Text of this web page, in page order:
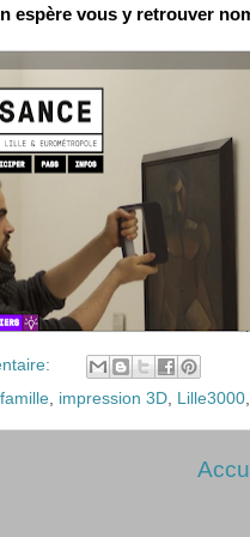
espère vous y retrouver
famille impression 3D Lille3000